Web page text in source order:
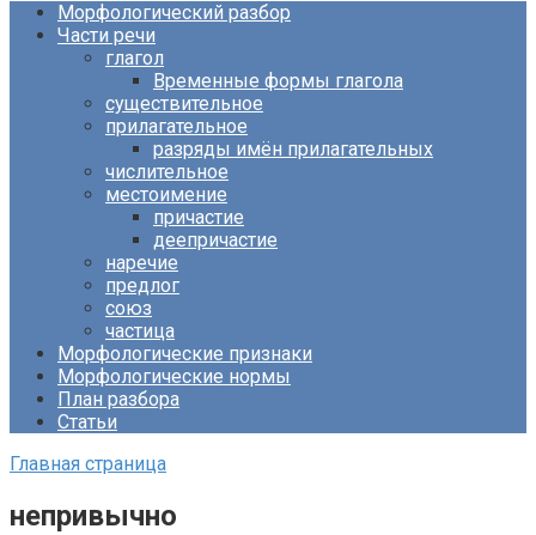
Морфологический разбор
Части речи
глагол
Временные формы глагола
существительное
прилагательное
разряды имён прилагательных
числительное
местоимение
причастие
деепричастие
наречие
предлог
союз
частица
Морфологические признаки
Морфологические нормы
План разбора
Статьи
Главная страница
непривычно